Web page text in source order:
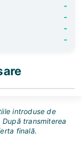
-
-
-
-
introduse de
transmiterea
finală.